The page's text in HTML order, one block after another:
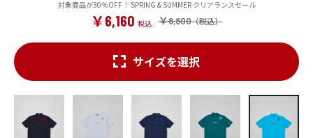
対象商品が30％OFF！ SPRING & SUMMER クリアランスセール
￥8,800
￥6,160
サイズを選択